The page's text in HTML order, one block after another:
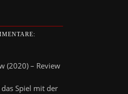
(2020) – Review
Spiel mit der